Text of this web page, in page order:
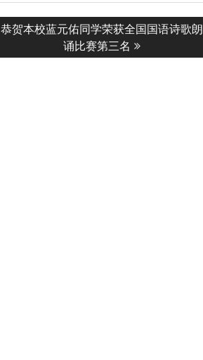
Next
恭贺本校蓝元佑同学荣获全国国语诗歌朗
诵比赛第三名